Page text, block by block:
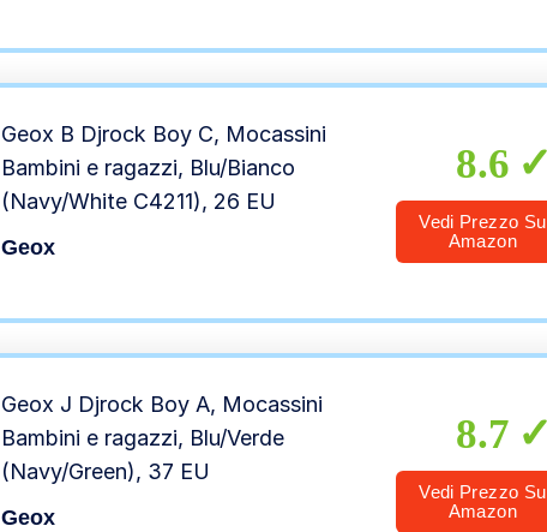
Geox B Djrock Boy C, Mocassini
Bambini e ragazzi, Blu/Bianco
(Navy/White C4211), 26 EU
Geox
8.6
Vedi Prezzo Su
Amazon
Geox J Djrock Boy A, Mocassini
Bambini e ragazzi, Blu/Verde
(Navy/Green), 37 EU
Geox
8.7
Vedi Prezzo Su
Amazon